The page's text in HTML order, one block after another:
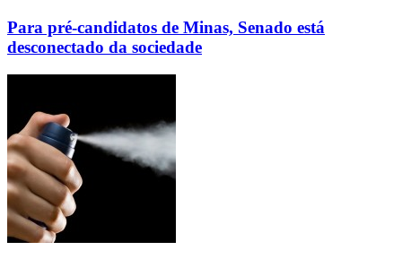
Para pré-candidatos de Minas, Senado está
desconectado da sociedade